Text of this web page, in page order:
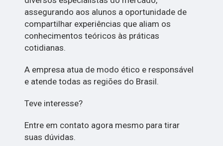
assegurando aos alunos a oportunidade de
compartilhar experiências que aliam os
conhecimentos teóricos às práticas
cotidianas.
A empresa atua de modo ético e responsável
e atende todas as regiões do Brasil.
Teve interesse?
Entre em contato agora mesmo para tirar
suas dúvidas.